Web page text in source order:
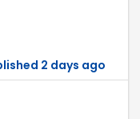
2 days ago